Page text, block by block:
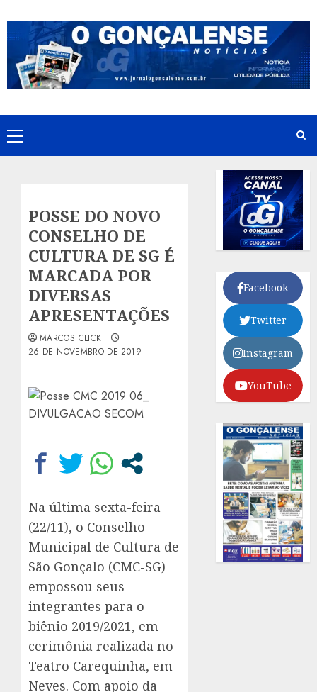
to
content
Primary
Menu
POSSE DO NOVO
CONSELHO DE
CULTURA DE SG É
MARCADA POR
DIVERSAS
APRESENTAÇÕES
MARCOS CLICK
26 DE NOVEMBRO DE 2019
Na última sexta-feira
(22/11), o Conselho
Municipal de Cultura de
São Gonçalo (CMC-SG)
empossou seus
integrantes para o
biênio 2019/2021, em
cerimônia realizada no
Teatro Carequinha, em
Neves. Com apoio da
Facebook
Twitter
Instagram
YouTube